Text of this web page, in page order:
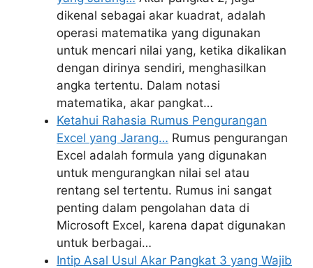
dikenal sebagai akar kuadrat, adalah
operasi matematika yang digunakan
untuk mencari nilai yang, ketika dikalikan
dengan dirinya sendiri, menghasilkan
angka tertentu. Dalam notasi
matematika, akar pangkat…
Ketahui Rahasia Rumus Pengurangan
Excel yang Jarang… Rumus pengurangan
Excel adalah formula yang digunakan
untuk mengurangkan nilai sel atau
rentang sel tertentu. Rumus ini sangat
penting dalam pengolahan data di
Microsoft Excel, karena dapat digunakan
untuk berbagai…
Intip Asal Usul Akar Pangkat 3 yang Wajib